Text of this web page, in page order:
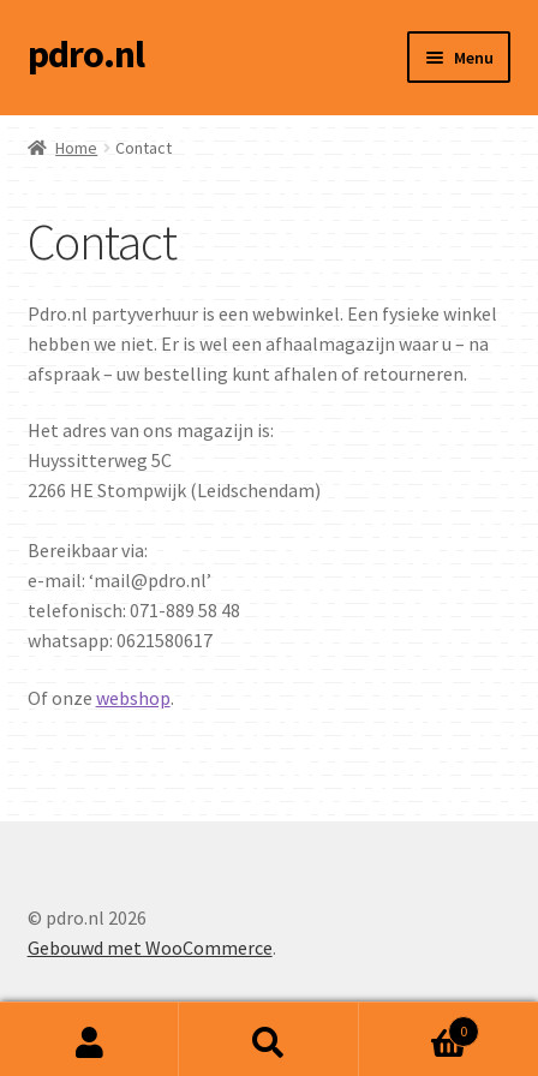
Ga
door
navigatie
Ga
naar
inhoud
pdro.nl Menu
Home
Hoe werkt het?
Social media
Contact
Home Contact
Contact
Pdro.nl partyverhuur is een webwinkel. Een fysieke winkel
hebben we niet. Er is wel een afhaalmagazijn waar u – na
afspraak – uw bestelling kunt afhalen of retourneren.
Het adres van ons magazijn is:
Huyssitterweg 5C
2266 HE Stompwijk (Leidschendam)
Bereikbaar via:
e-mail: ‘mail@pdro.nl’
telefonisch: 071-889 58 48
whatsapp: 0621580617
Of onze webshop.
© pdro.nl 2026
Gebouwd met WooCommerce.
0